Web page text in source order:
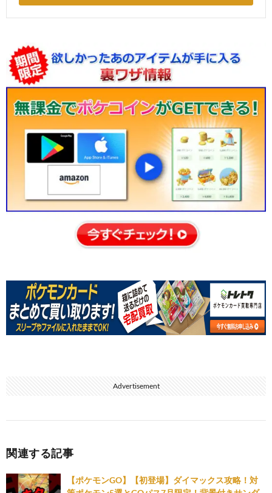
Advertisement
関連する記事
【ポケモンGO】【初登場】ダイマックス攻略！対